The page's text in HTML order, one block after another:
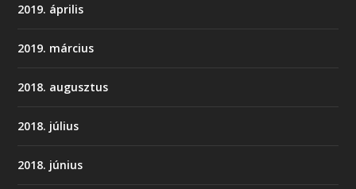
2019. április
2019. március
2018. augusztus
2018. július
2018. június